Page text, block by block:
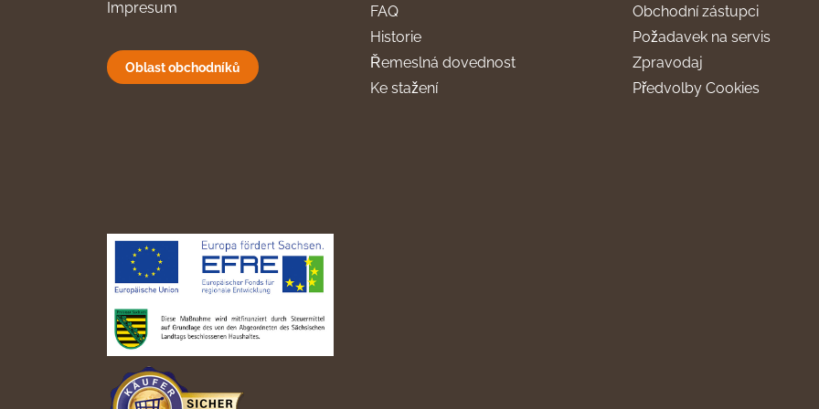
Impresum
Oblast obchodníků
FAQ
Historie
Řemeslná dovednost
Ke stažení
Obchodní zástupci
Požadavek na servis
Zpravodaj
Předvolby Cookies